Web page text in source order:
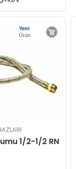
Yeni
Ürün
1/2-1/2 RN